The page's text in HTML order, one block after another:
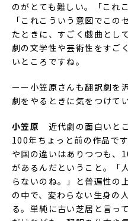
のがとても難しい。「これ
「これこういう意図でこ
たときに、すごく戯曲とし
劇の文学性や芸術性をすご
いところですね。
ーー小笠原さんも翻訳劇を
劇をやるときに気をつけて
小笠原
近代劇の面白いと
100年ちょっと前の作品で
や国の違いはありつつも、
があるんだということ。「
らないのね。」と普遍性の
の中で、変わらない生身の
る。単純に古い芝居と言っ